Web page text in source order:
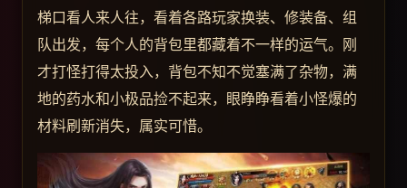
梯口看人来人往，看着各路玩家换装、修装备、组
队出发，每个人的背包里都藏着不一样的运气。刚
才打怪打得太投入，背包不知不觉塞满了杂物，满
地的药水和小极品捡不起来，眼睁睁看着小怪爆的
材料刷新消失，属实可惜。